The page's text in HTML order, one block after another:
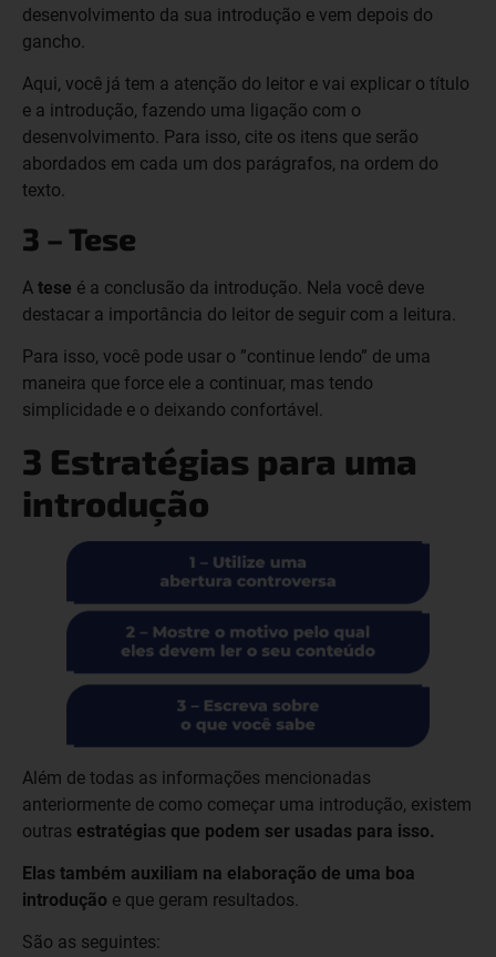
desenvolvimento da sua introdução e vem depois do
gancho.
Aqui, você já tem a atenção do leitor e vai explicar o título
e a introdução, fazendo uma ligação com o
desenvolvimento. Para isso, cite os itens que serão
abordados em cada um dos parágrafos, na ordem do
texto.
3 – Tese
A tese é a conclusão da introdução. Nela você deve
destacar a importância do leitor de seguir com a leitura.
Para isso, você pode usar o ”continue lendo” de uma
maneira que force ele a continuar, mas tendo
simplicidade e o deixando confortável.
3 Estratégias para uma
introdução
Além de todas as informações mencionadas
anteriormente de como começar uma introdução, existem
outras estratégias que podem ser usadas para isso.
Elas também auxiliam na elaboração de uma boa
introdução e que geram resultados.
São as seguintes: